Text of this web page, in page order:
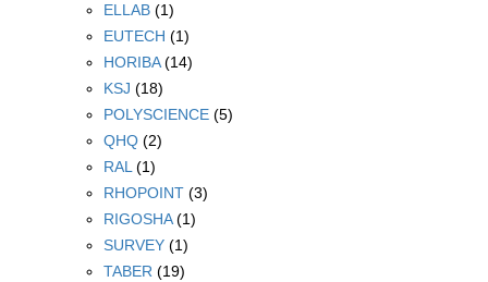
ELLAB (1)
EUTECH (1)
HORIBA (14)
KSJ (18)
POLYSCIENCE (5)
QHQ (2)
RAL (1)
RHOPOINT (3)
RIGOSHA (1)
SURVEY (1)
TABER (19)